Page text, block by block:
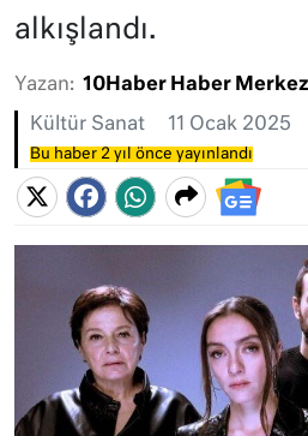
alkışlandı.
Yazan: 10Haber Haber
Kültür Sanat 11 Ocak 2025
Bu haber 2 yıl önce yayınlandı